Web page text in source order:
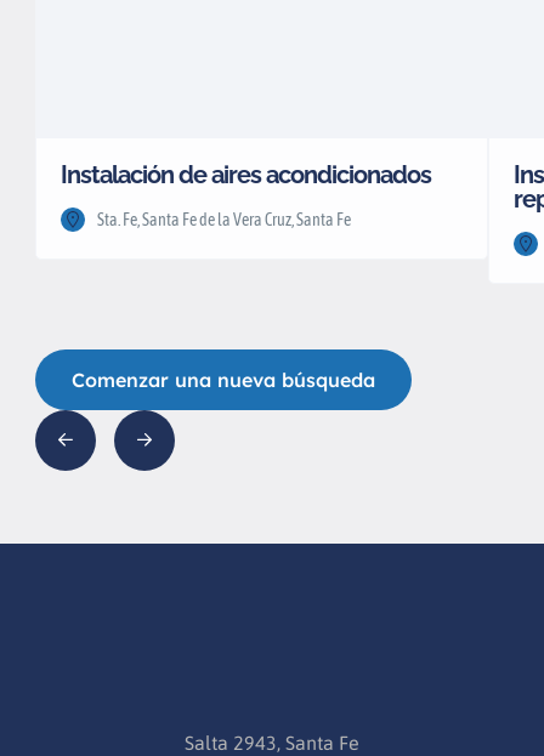
Instalación de aires acondicionados
Sta. Fe, Santa Fe de la Vera Cruz, Santa Fe
Comenzar una nueva búsqueda
Salta 2943, Santa Fe